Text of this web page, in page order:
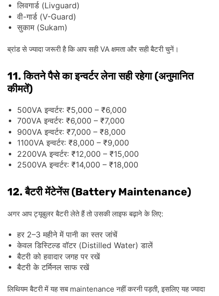
लिवगार्ड (Livguard)
वी-गार्ड (V-Guard)
सुकाम(Sukam)
ब्रांड से ज्यादा जरूरी है कि आप सहीVA क्षमता और सही बैटरी चुनें।
11.कितने पैसे का इन्वर्टर लेना सही रहेगा(अनुमानित
कीमतें)
500VAइन्वर्टर: ₹5,000 – ₹6,000
700VAइन्वर्टर: ₹6,000 – ₹7,000
900VAइन्वर्टर: ₹7,000 – ₹8,000
1100VAइन्वर्टर: ₹8,000 – ₹9,000
2200VAइन्वर्टर: ₹12,000 – ₹15,000
2500VAइन्वर्टर: ₹14,000 – ₹18,000
12.बैटरी मेंटेनेंस(Battery Maintenance)
अगर आप ट्यूबुलर बैटरी लेते हैं तो उसकी लाइफ बढ़ाने के लिए:
हर 2–3महीने में पानी का स्तर जांचें
केवल डिस्टिल्ड वॉटर (Distilled Water)डालें
बैटरी को हवादार जगह पर रखें
बैटरी के टर्मिनल साफ रखें
लिथियम बैटरी में यह सबmaintenanceनहीं करनी पड़ती,इसलिए यह ज्यादा